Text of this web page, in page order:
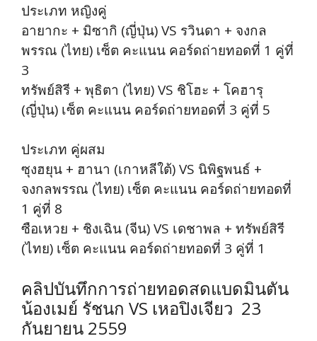
ประเภท หญิงคู่
อายากะ + มิซากิ (ญี่ปุ่น) VS รวินดา + จงกล
พรรณ (ไทย) เซ็ต คะแนน คอร์ดถ่ายทอดที่ 1 คู่ที่
3
ทรัพย์สิรี + พุธิตา (ไทย) VS ชิโฮะ + โคฮารุ
(ญี่ปุ่น) เซ็ต คะแนน คอร์ดถ่ายทอดที่ 3 คู่ที่ 5
ประเภท คู่ผสม
ซุงฮยุน + ฮานา (เกาหลีใต้) VS นิพิฐพนธ์ +
จงกลพรรณ (ไทย) เซ็ต คะแนน คอร์ดถ่ายทอดที่
1 คู่ที่ 8
ซือเหวย + ชิงเฉิน (จีน) VS เดชาพล + ทรัพย์สิรี
(ไทย) เซ็ต คะแนน คอร์ดถ่ายทอดที่ 3 คู่ที่ 1
คลิปบันทึกการถ่ายทอดสดแบดมินตัน
น้องเมย์ รัชนก VS เหอปิงเจียว 23
กันยายน 2559